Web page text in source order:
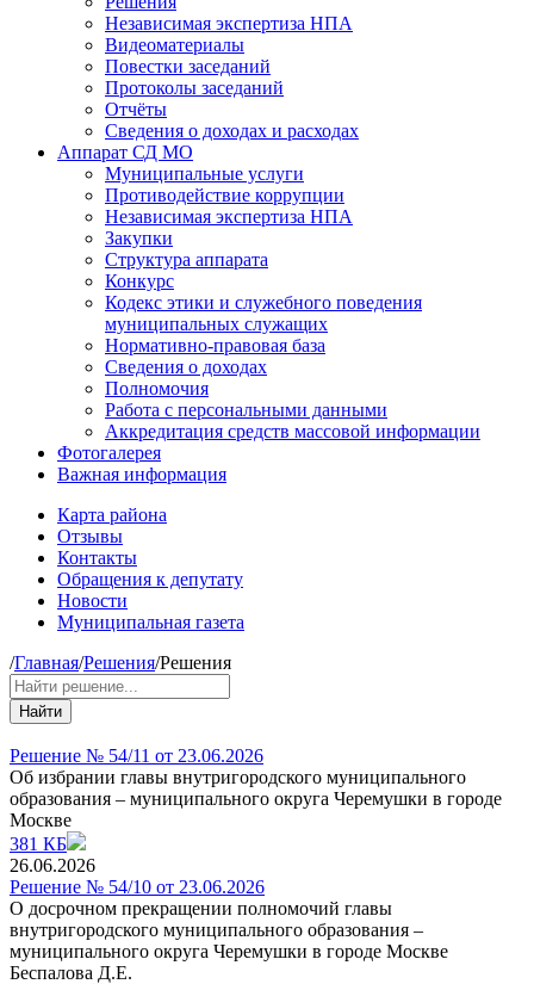
Независимая экспертиза НПА
Видеоматериалы
Повестки заседаний
Протоколы заседаний
Отчёты
Сведения о доходах и расходах
Аппарат СД МО
Муниципальные услуги
Противодействие коррупции
Независимая экспертиза НПА
Закупки
Структура аппарата
Конкурс
Кодекс этики и служебного поведения
муниципальных служащих
Нормативно-правовая база
Сведения о доходах
Полномочия
Работа с персональными данными
Аккредитация средств массовой информации
Фотогалерея
Важная информация
Карта района
Отзывы
Контакты
Обращения к депутату
Новости
Муниципальная газета
/Главная/Решения/Решения
Найти
Решение № 54/11 от 23.06.2026
Об избрании главы внутригородского муниципального
образования – муниципального округа Черемушки в городе
Москве
381 КБ
26.06.2026
Решение № 54/10 от 23.06.2026
О досрочном прекращении полномочий главы
внутригородского муниципального образования –
муниципального округа Черемушки в городе Москве
Беспалова Д.Е.